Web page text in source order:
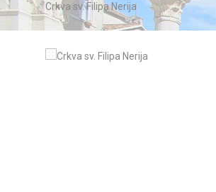
Crkva sv. Filipa Nerija